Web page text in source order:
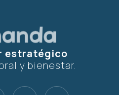
estratégico
y bienestar.